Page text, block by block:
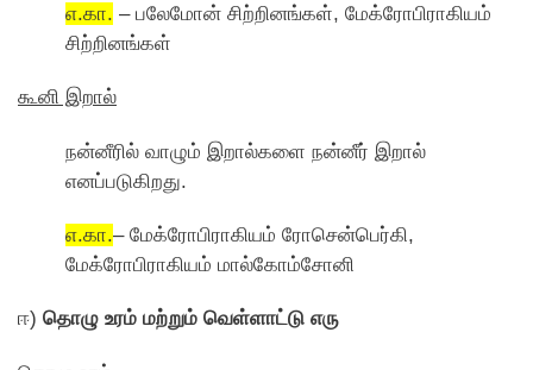
எ.கா. – பலேமோன் சிற்றினங்கள், மேக்ரோபிராகியம்
சிற்றினங்கள்
கூனி இறால்
நன்னீரில் வாழும் இறால்களை நன்னீர் இறால்
எனப்படுகிறது.
எ.கா.– மேக்ரோபிராகியம் ரோசென்பெர்கி,
மேக்ரோபிராகியம் மால்கோம்சோனி
ஈ) தொழு உரம் மற்றும் வெள்ளாட்டு எரு